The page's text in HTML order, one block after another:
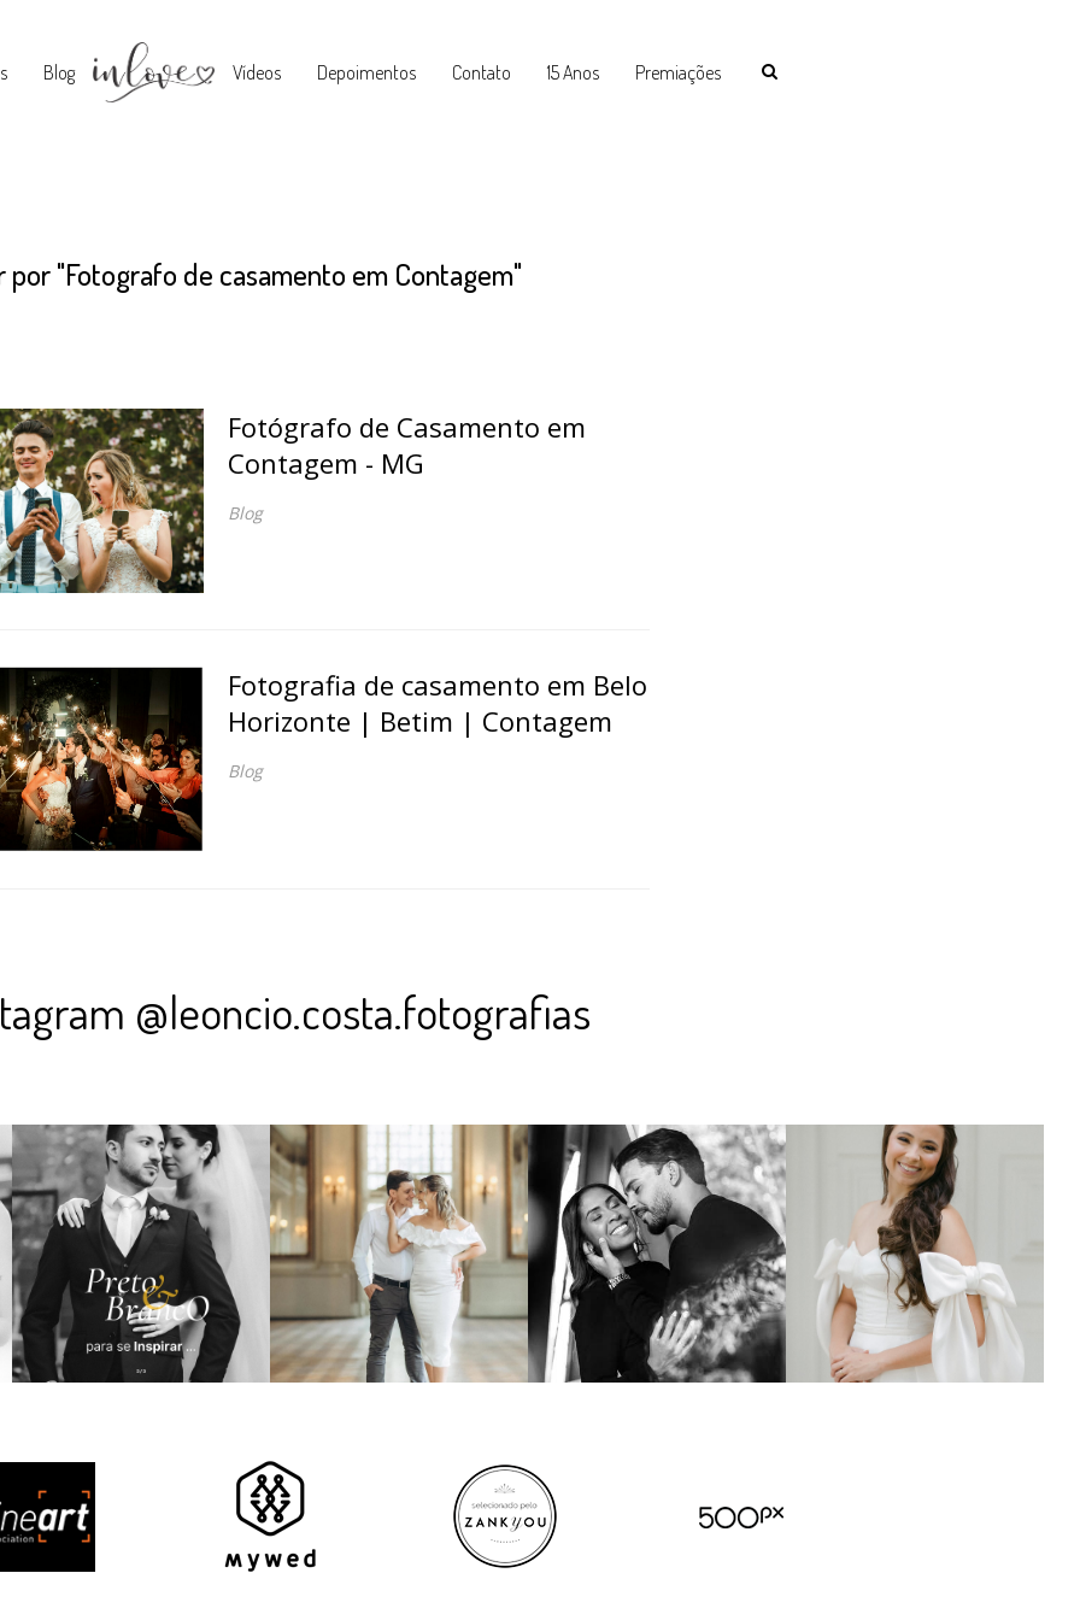
Blog Vídeos Depoimentos Contato 15 Anos Premiações
por"Fotografo de casamento em Contagem"
Fotógrafo de Casamento em
Contagem - MG
Blog
Fotografia de casamento em Belo
Horizonte | Betim | Contagem
Blog
@leoncio.costa.fotografias